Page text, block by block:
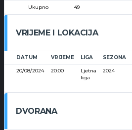
Ukupno 49
VRIJEME I LOKACIJA
DATUM VRIJEME LIGA SEZONA
20/08/2024 20:00
Ljetna
liga
2024
DVORANA